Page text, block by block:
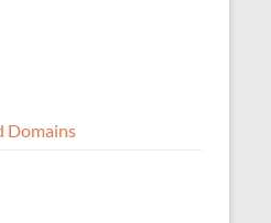
Domains